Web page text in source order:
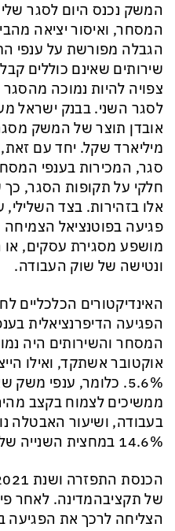
המשק נכנס היום לסגר
המסחר, ואיסור יציאה
הגבלה מפורשת על ענפי
שירותים שאינם כוללים
צפויה להיות נמוכה מהסגר
לסגר השני. בבנק ישראל
אובדן תוצר של המשק
מיליארד שקל. יחד עם
סגר, המכירות בענפי
חלקי על תקופות הסגר, כך
אלו בזהירות. בצד
פגיעה בפוטנציאל הצמיחה
מושפע מסגירת עסקים, או
ונטישה של שוק העבודה.
האינדיקטורים הכלכליים
הפגיעה הדיפרנציאלית
המסחר והשירותים היה
אוקטובר אשתקד, ואילו
5.6%. כלומר,
ענפי משק
ממשיכים לצמוח בקצב
בעבודה, ושיעור האבטלה
14.6% במחצית השנייה של חודש נובמבר.
הכנסת התפזרה ושנת 2021 תפתח אף היא ללא אישור
של תקציבהמדינה. לאחר
הצליחה לרכך את הפגיעה